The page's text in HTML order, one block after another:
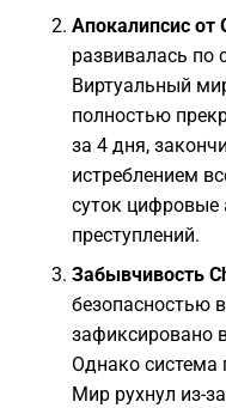
Апокалипсис от
развивалась
Виртуальный
полностью
за 4 дня,
истреблением
суток цифровые
преступлений.
Забывчивость
безопасностью
зафиксировано
Однако
Мир рухнул из-